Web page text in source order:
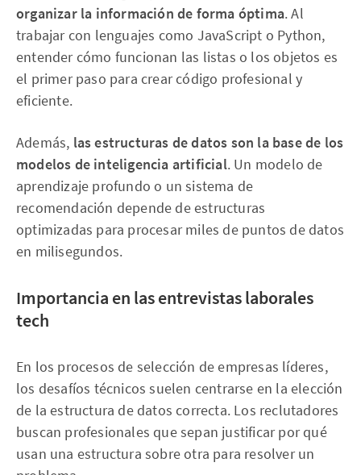
organizar la información de forma óptima. Al
trabajar con lenguajes como JavaScript o Python,
entender cómo funcionan las listas o los objetos es
el primer paso para crear código profesional y
eficiente.
Además, las estructuras de datos son la base de los
modelos de inteligencia artificial. Un modelo de
aprendizaje profundo o un sistema de
recomendación depende de estructuras
optimizadas para procesar miles de puntos de datos
en milisegundos.
Importancia en las entrevistas laborales
tech
En los procesos de selección de empresas líderes,
los desafíos técnicos suelen centrarse en la elección
de la estructura de datos correcta. Los reclutadores
buscan profesionales que sepan justificar por qué
usan una estructura sobre otra para resolver un